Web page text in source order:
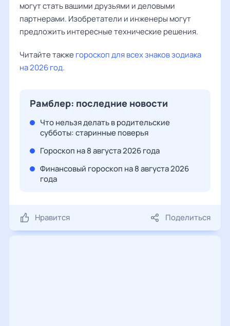
могут стать вашими друзьями и деловыми
партнерами. Изобретатели и инженеры могут
предложить интересные технические решения.
Читайте также гороскоп для всех знаков зодиака
на 2026 год.
Рамблер: последние новости
Что нельзя делать в родительские
субботы: старинные поверья
Гороскоп на 8 августа 2026 года
Финансовый гороскоп на 8 августа 2026
года
Нравится Поделиться